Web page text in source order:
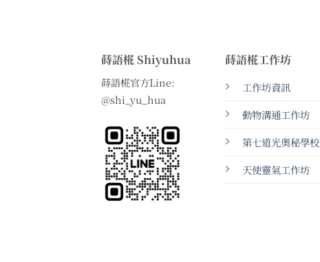
蒔語椛 Shiyuhua
蒔語椛官方Line:
@shi_yu_hua
蒔語椛工作坊
工作坊資訊
動物溝通工作坊
第七道光奧秘學校
天使靈氣工作坊